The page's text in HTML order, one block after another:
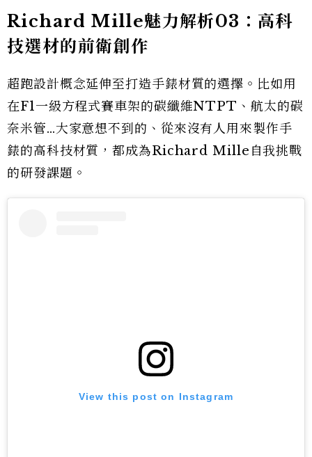
Richard Mille魅力解析03：高科
技選材的前衛創作
超跑設計概念延伸至打造手錶材質的選擇。比如用
在F1一級方程式賽車架的碳纖維NTPT、航太的碳
奈米管…大家意想不到的、從來沒有人用來製作手
錶的高科技材質，都成為Richard Mille自我挑戰
的研發課題。
View this post on Instagram